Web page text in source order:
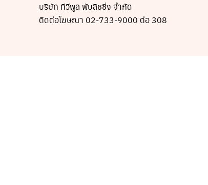
บริษัท ทีวีพูล พับลิชชิ่ง จำกัด
ติดต่อโฆษณา 02-733-9000 ต่อ 308